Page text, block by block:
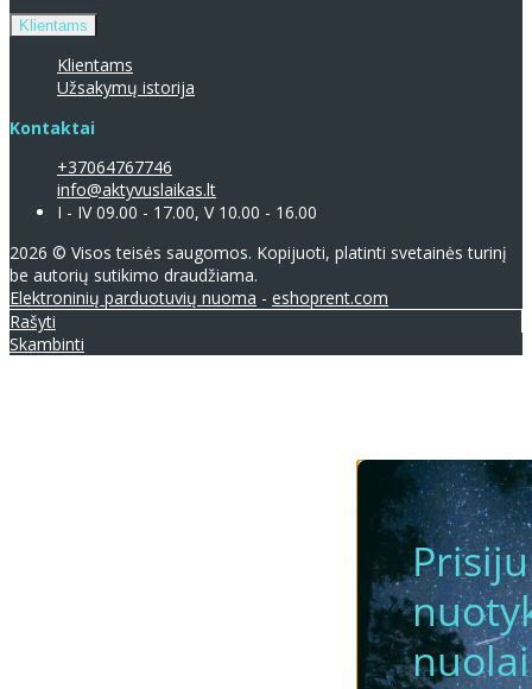
Klientams
Klientams
Užsakymų istorija
Kontaktai
+37064767746
info@aktyvuslaikas.lt
I - IV 09.00 - 17.00, V 10.00 - 16.00
2026 © Visos teisės saugomos. Kopijuoti, platinti svetainės turinį
be autorių sutikimo draudžiama.
Elektroninių parduotuvių nuoma - eshoprent.com
Rašyti
Skambinti